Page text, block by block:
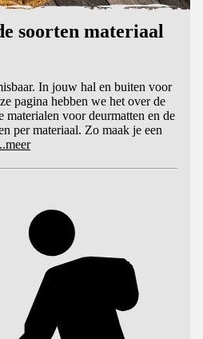
soorten materiaal
In jouw hal en buiten voor
pagina hebben we het over de
materialen voor deurmatten en de
per materiaal. Zo maak je een
meer